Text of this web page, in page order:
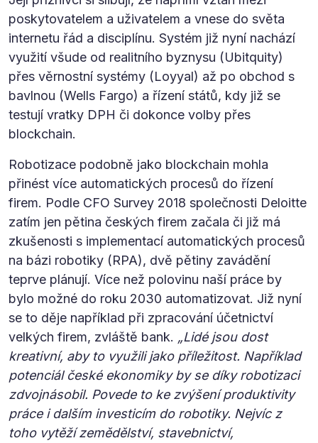
poskytovatelem a uživatelem a vnese do světa
internetu řád a disciplínu. Systém již nyní nachází
využití všude od realitního byznysu (Ubitquity)
přes věrnostní systémy (Loyyal) až po obchod s
bavlnou (Wells Fargo) a řízení států, kdy již se
testují vratky DPH či dokonce volby přes
blockchain.
Robotizace podobně jako blockchain mohla
přinést více automatických procesů do řízení
firem. Podle CFO Survey 2018 společnosti Deloitte
zatím jen pětina českých firem začala či již má
zkušenosti s implementací automatických procesů
na bázi robotiky (RPA), dvě pětiny zavádění
teprve plánují. Více než polovinu naší práce by
bylo možné do roku 2030 automatizovat. Již nyní
se to děje například při zpracování účetnictví
velkých firem, zvláště bank. „Lidé jsou dost
kreativní, aby to využili jako příležitost. Například
potenciál české ekonomiky by se díky robotizaci
zdvojnásobil. Povede to ke zvýšení produktivity
práce i dalším investicím do robotiky. Nejvíc z
toho vytěží zemědělství, stavebnictví,